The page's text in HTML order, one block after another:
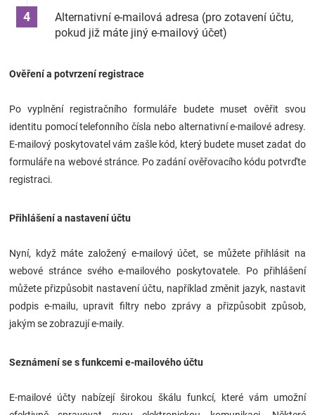
Alternativní e-mailová adresa (pro zotavení účtu,
pokud již máte jiný e-mailový účet)
Ověření a potvrzení registrace
Po vyplnění registračního formuláře budete muset ověřit svou
identitu pomocí telefonního čísla nebo alternativní e-mailové adresy.
E-mailový poskytovatel vám zašle kód, který budete muset zadat do
formuláře na webové stránce. Po zadání ověřovacího kódu potvrďte
registraci.
Přihlášení a nastavení účtu
Nyní, když máte založený e-mailový účet, se můžete přihlásit na
webové stránce svého e-mailového poskytovatele. Po přihlášení
můžete přizpůsobit nastavení účtu, například změnit jazyk, nastavit
podpis e-mailu, upravit filtry nebo zprávy a přizpůsobit způsob,
jakým se zobrazují e-maily.
Seznámení se s funkcemi e-mailového účtu
E-mailové účty nabízejí širokou škálu funkcí, které vám umožní